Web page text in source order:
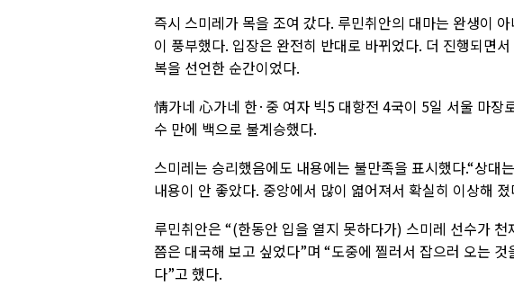
즉시 스미레가 목을 조여 갔다. 루민취안의 대마는 완생이
이 풍부했다. 입장은 완전히 반대로 바뀌었다. 더 진행되면
복을 선언한 순간이었다.
情가네 心가네 한·중 여자 빅5 대항전 4국이 5일 서울 마
수 만에 백으로 불계승했다.
스미레는 승리했음에도 내용에는 불만족을 표시했다.“상대
내용이 안 좋았다. 중앙에서 많이 엷어져서 확실히 이상해
루민취안은 “(한동안 입을 열지 못하다가) 스미레 선수가
쯤은 대국해 보고 싶었다”며 “도중에 찔러서 잡으러 오는
다”고 했다.